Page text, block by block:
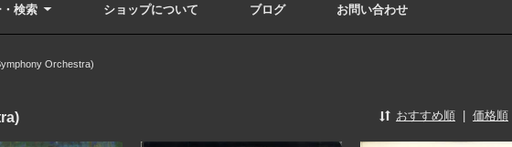
検索 ショップについて ブログ お問い合わせ
Orchestra)
おすすめ順 価格順